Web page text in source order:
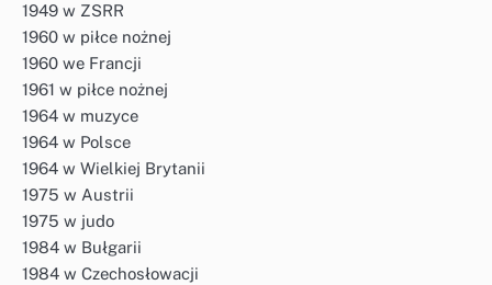
1949 w ZSRR
1960 w piłce nożnej
1960 we Francji
1961 w piłce nożnej
1964 w muzyce
1964 w Polsce
1964 w Wielkiej Brytanii
1975 w Austrii
1975 w judo
1984 w Bułgarii
1984 w Czechosłowacji